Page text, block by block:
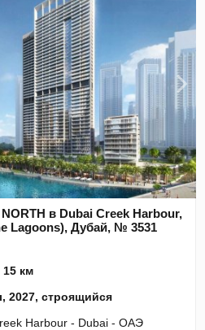
в Dubai Creek Harbour,
Lagoons), Дубай, № 3531
15 км
2027, строящийся
Harbour - Dubai - ОАЭ